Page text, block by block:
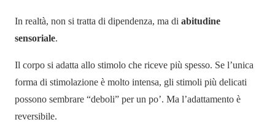
In realtà, non si tratta di dipendenza, ma di abitudine
sensoriale.
Il corpo si adatta allo stimolo che riceve più spesso. Se l’unica
forma di stimolazione è molto intensa, gli stimoli più delicati
possono sembrare “deboli” per un po’. Ma l’adattamento è
reversibile.